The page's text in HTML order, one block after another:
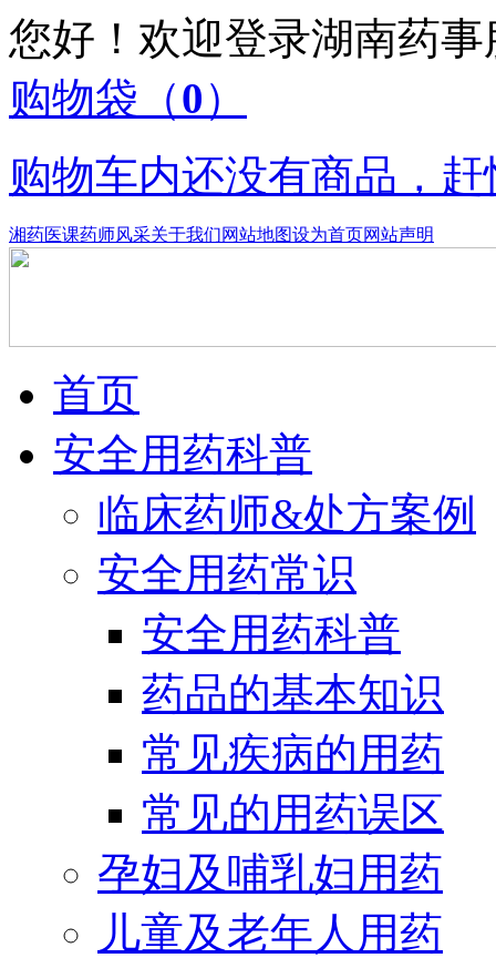
您好！欢迎登录湖南药
购物袋 （0）
购物车内还没有商品，
湘药医课药师风采关于我们网站地图设为首页网站声明
首页
安全用药科普
临床药师&处方案例
安全用药常识
安全用药科普
药品的基本知识
常见疾病的用药
常见的用药误区
孕妇及哺乳妇用药
儿童及老年人用药